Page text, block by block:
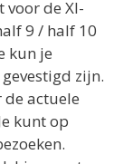
voor de Xl-
9 / half 10
kun je
zijn.
de actuele
kunt op